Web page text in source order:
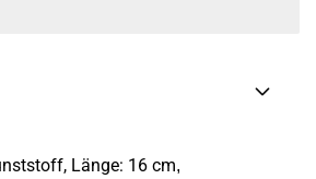
Länge: 16 cm,